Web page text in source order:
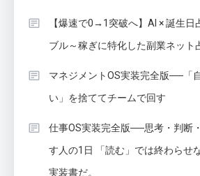
【爆速で0→1突破へ】AI × 誕生日
ブル～稼ぎに特化した副業ネット
マネジメントOS実装完全版──「
い」を捨ててチームで回す
仕事OS実装完全版──思考・判断
す人の1日 「読む」では終わらせ
実装書だ。